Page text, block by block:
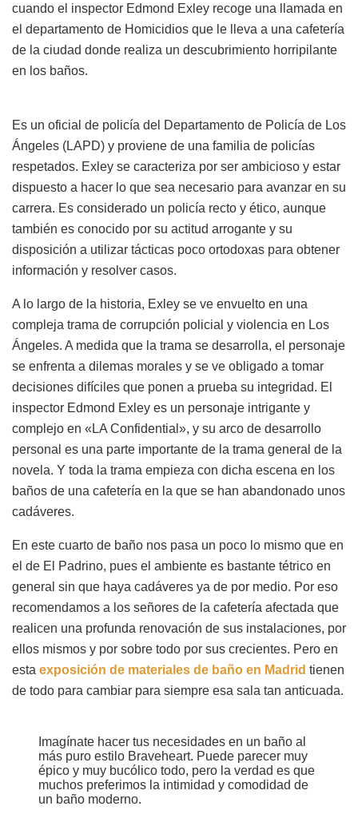
cuando el inspector Edmond Exley recoge una llamada en
el departamento de Homicidios que le lleva a una cafetería
de la ciudad donde realiza un descubrimiento horripilante
en los baños.
Es un oficial de policía del Departamento de Policía de Los
Ángeles (LAPD) y proviene de una familia de policías
respetados. Exley se caracteriza por ser ambicioso y estar
dispuesto a hacer lo que sea necesario para avanzar en su
carrera. Es considerado un policía recto y ético, aunque
también es conocido por su actitud arrogante y su
disposición a utilizar tácticas poco ortodoxas para obtener
información y resolver casos.
A lo largo de la historia, Exley se ve envuelto en una
compleja trama de corrupción policial y violencia en Los
Ángeles. A medida que la trama se desarrolla, el personaje
se enfrenta a dilemas morales y se ve obligado a tomar
decisiones difíciles que ponen a prueba su integridad. El
inspector Edmond Exley es un personaje intrigante y
complejo en «LA Confidential», y su arco de desarrollo
personal es una parte importante de la trama general de la
novela. Y toda la trama empieza con dicha escena en los
baños de una cafetería en la que se han abandonado unos
cadáveres.
En este cuarto de baño nos pasa un poco lo mismo que en
el de El Padrino, pues el ambiente es bastante tétrico en
general sin que haya cadáveres ya de por medio. Por eso
recomendamos a los señores de la cafetería afectada que
realicen una profunda renovación de sus instalaciones, por
ellos mismos y por sobre todo por sus crecientes. Pero en
esta exposición de materiales de baño en Madrid tienen
de todo para cambiar para siempre esa sala tan anticuada.
Imagínate hacer tus necesidades en un baño al
más puro estilo Braveheart. Puede parecer muy
épico y muy bucólico todo, pero la verdad es que
muchos preferimos la intimidad y comodidad de
un baño moderno.